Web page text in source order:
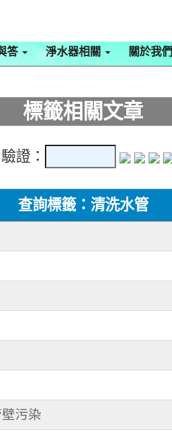
答 淨水器相關 關於我們
標籤相關文章
證：
查詢標籤：清洗水管
污染